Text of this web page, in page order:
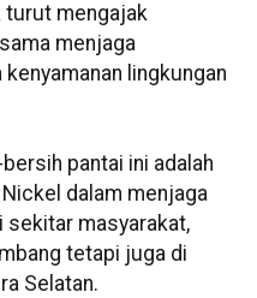
turut mengajak
menjaga
lingkungan
pantai ini adalah
dalam menjaga
sekitar masyarakat,
tetapi juga di
Selatan.